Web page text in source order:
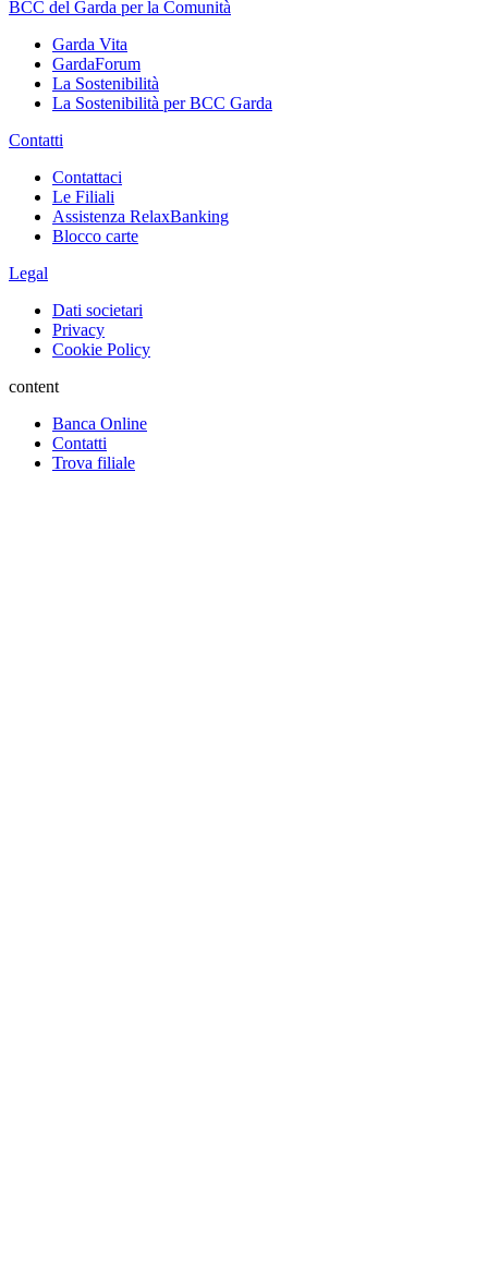
BCC del Garda per la Comunità
Garda Vita
GardaForum
La Sostenibilità
La Sostenibilità per BCC Garda
Contatti
Contattaci
Le Filiali
Assistenza RelaxBanking
Blocco carte
Legal
Dati societari
Privacy
Cookie Policy
content
Banca Online
Contatti
Trova filiale